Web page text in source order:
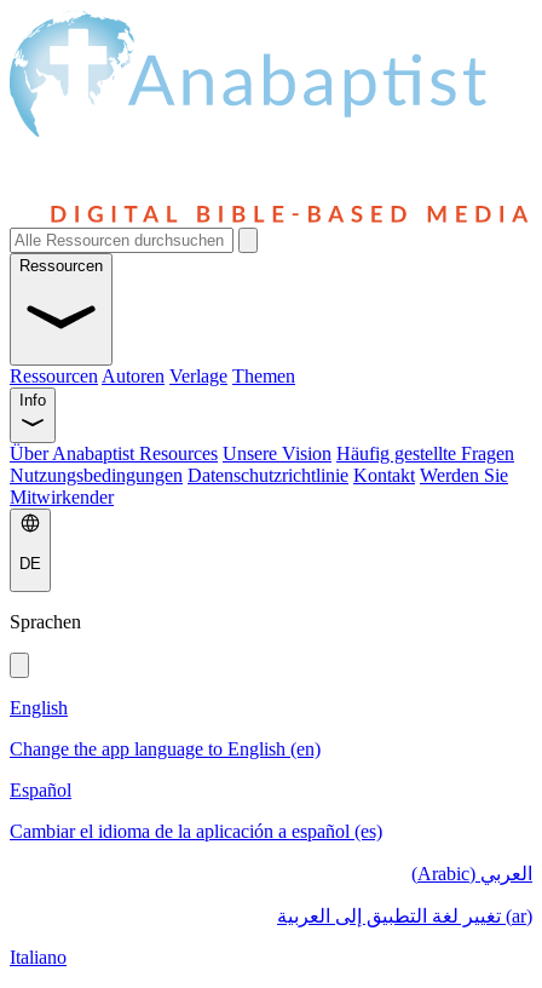
Ressourcen
Ressourcen Autoren Verlage Themen
Info
Über Anabaptist Resources Unsere Vision Häufig gestellte Fragen
Nutzungsbedingungen Datenschutzrichtlinie Kontakt Werden Sie
Mitwirkender
DE
Sprachen
English
Change the app language to English (en)
Español
Cambiar el idioma de la aplicación a español (es)
العربي (Arabic)
(ar) تغيير لغة التطبيق إلى العربية
Italiano